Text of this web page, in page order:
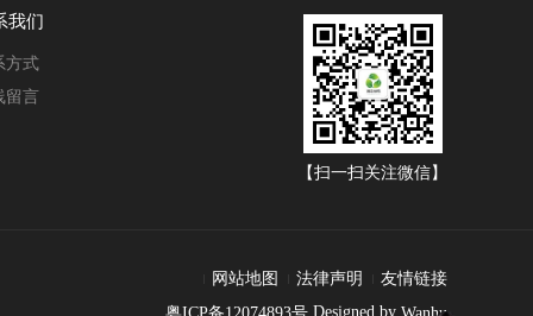
【扫一扫关注微信】
我们
方式
留言
网站地图 法律声明
友情链接
Designed by